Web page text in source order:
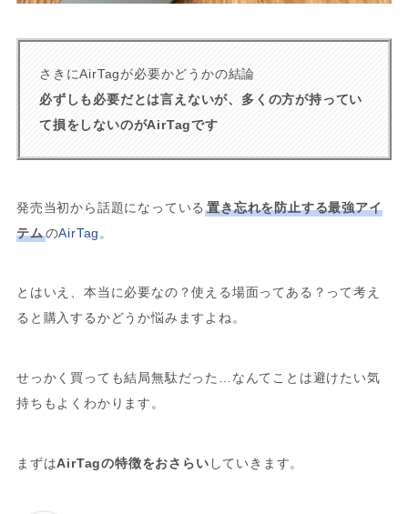
さきにAirTagが必要かどうかの結論
必ずしも必要だとは言えないが、多くの方が持ってい
て損をしないのがAirTagです
発売当初から話題になっている置き忘れを防止する最強アイ
テムのAirTag 。
とはいえ、 本当に必要なの？使える場面ってある？ って考え
ると購入するかどうか悩みますよね。
せっかく買っても結局無駄だった…なんてことは避けたい気
持ちもよくわかります。
まずはAirTagの特徴をおさらい していきます。